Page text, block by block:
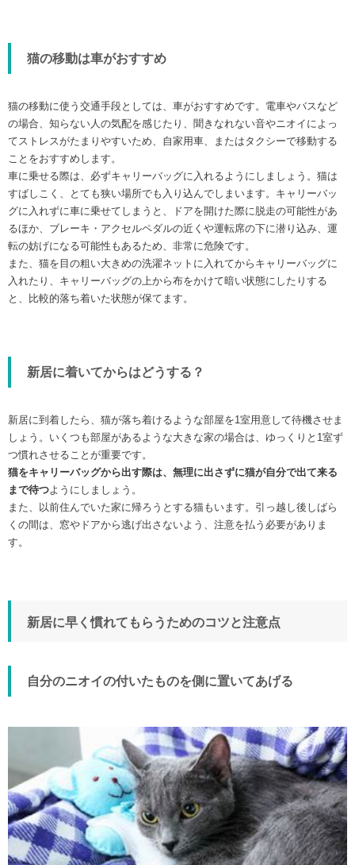
猫の移動は車がおすすめ
猫の移動に使う交通手段としては、車がおすすめです。電車やバスなど
の場合、知らない人の気配を感じたり、聞きなれない音やニオイによっ
てストレスがたまりやすいため、自家用車、またはタクシーで移動する
ことをおすすめします。
車に乗せる際は、必ずキャリーバッグに入れるようにしましょう。猫は
すばしこく、とても狭い場所でも入り込んでしまいます。キャリーバッ
グに入れずに車に乗せてしまうと、ドアを開けた際に脱走の可能性があ
るほか、ブレーキ・アクセルペダルの近くや運転席の下に潜り込み、運
転の妨げになる可能性もあるため、非常に危険です。
また、猫を目の粗い大きめの洗濯ネットに入れてからキャリーバッグに
入れたり、キャリーバッグの上から布をかけて暗い状態にしたりする
と、比較的落ち着いた状態が保てます。
新居に着いてからはどうする？
新居に到着したら、猫が落ち着けるような部屋を1室用意して待機させま
しょう。いくつも部屋があるような大きな家の場合は、ゆっくりと1室ず
つ慣れさせることが重要です。
猫をキャリーバッグから出す際は、無理に出さずに猫が自分で出て来る
まで待つようにしましょう。
また、以前住んでいた家に帰ろうとする猫もいます。引っ越し後しばら
くの間は、窓やドアから逃げ出さないよう、注意を払う必要がありま
す。
新居に早く慣れてもらうためのコツと注意点
自分のニオイの付いたものを側に置いてあげる